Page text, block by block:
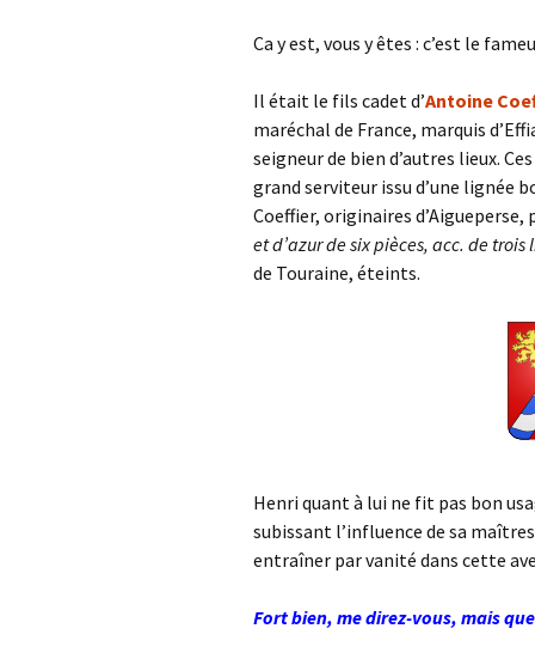
Ca y est, vous y êtes : c’est le
Il était le fils cadet d’Antoine
maréchal de France, marquis
seigneur de bien d’autres lieux.
grand serviteur issu d’une lignée
Coeffier, originaires
et d’azur de six pièces, acc. de trois
de Touraine, éteints.
Henri quant à lui ne fit pas bon
subissant l’influence de sa
entraîner par vanité dans cette
Fort bien, me direz-vous, mais